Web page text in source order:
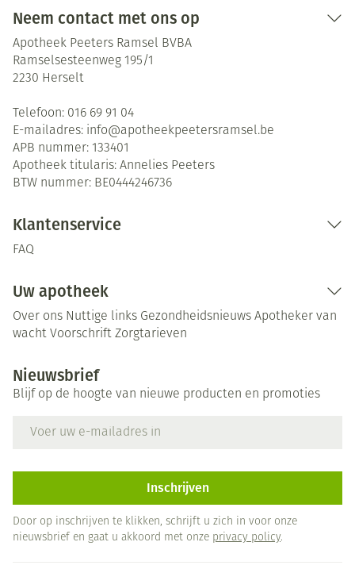
Neem contact met ons op
Apotheek Peeters Ramsel BVBA
Ramselsesteenweg 195/1
2230 Herselt
Telefoon: 016 69 91 04
E-mailadres: info@apotheekpeetersramsel.be
APB nummer: 133401
Apotheek titularis: Annelies Peeters
BTW nummer: BE0444246736
Klantenservice
FAQ
Uw apotheek
Over ons Nuttige links Gezondheidsnieuws Apotheker van
wacht Voorschrift Zorgtarieven
Nieuwsbrief
Blijf op de hoogte van nieuwe producten en promoties
Inschrijven
Door op inschrijven te klikken, schrijft u zich in voor onze
nieuwsbrief en gaat u akkoord met onze privacy policy.